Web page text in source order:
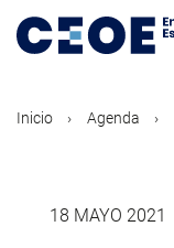
contenido
Inicio Agenda
18 MAYO 2021